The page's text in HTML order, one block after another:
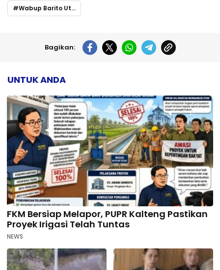
Wabup Barito Utara Buka Konsultasi Publik RIPPM PT Bharinto Ekatama
Bagikan:
UNTUK ANDA
FKM Bersiap Melapor, PUPR Kalteng Pastikan
Proyek Irigasi Telah Tuntas
NEWS